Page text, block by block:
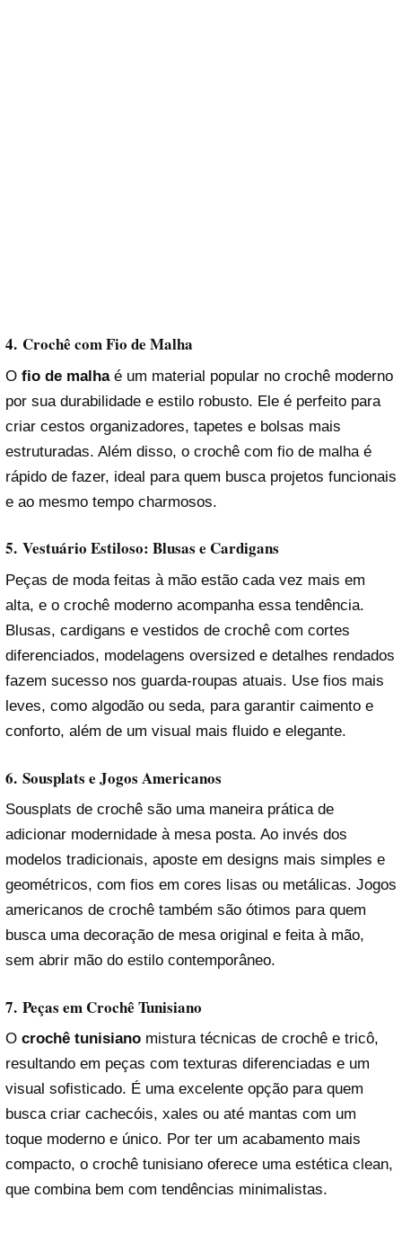
4. Crochê com Fio de Malha
O fio de malhaé um material popular no crochê moderno
por sua durabilidade e estilo robusto. Ele é perfeito para
criar cestos organizadores, tapetes e bolsas mais
estruturadas. Além disso, o crochê com fio de malha é
rápido de fazer, ideal para quem busca projetos funcionais
e ao mesmo tempo charmosos.
5. Vestuário Estiloso: Blusas e Cardigans
Peças de moda feitas à mão estão cada vez mais em
alta, e o crochê moderno acompanha essa tendência.
Blusas, cardigans e vestidos de crochê com cortes
diferenciados, modelagens oversized e detalhes rendados
fazem sucesso nos guarda-roupas atuais. Use fios mais
leves, como algodão ou seda, para garantir caimento e
conforto, além de um visual mais fluido e elegante.
6. Sousplats e Jogos Americanos
Sousplats de crochê são uma maneira prática de
adicionar modernidade à mesa posta. Ao invés dos
modelos tradicionais, aposte em designs mais simples e
geométricos, com fios em cores lisas ou metálicas. Jogos
americanos de crochê também são ótimos para quem
busca uma decoração de mesa original e feita à mão,
sem abrir mão do estilo contemporâneo.
7. Peças em Crochê Tunisiano
O crochê tunisiano mistura técnicas de crochê e tricô,
resultando em peças com texturas diferenciadas e um
visual sofisticado. É uma excelente opção para quem
busca criar cachecóis, xales ou até mantas com um
toque moderno e único. Por ter um acabamento mais
compacto, o crochê tunisiano oferece uma estética clean,
que combina bem com tendências minimalistas.